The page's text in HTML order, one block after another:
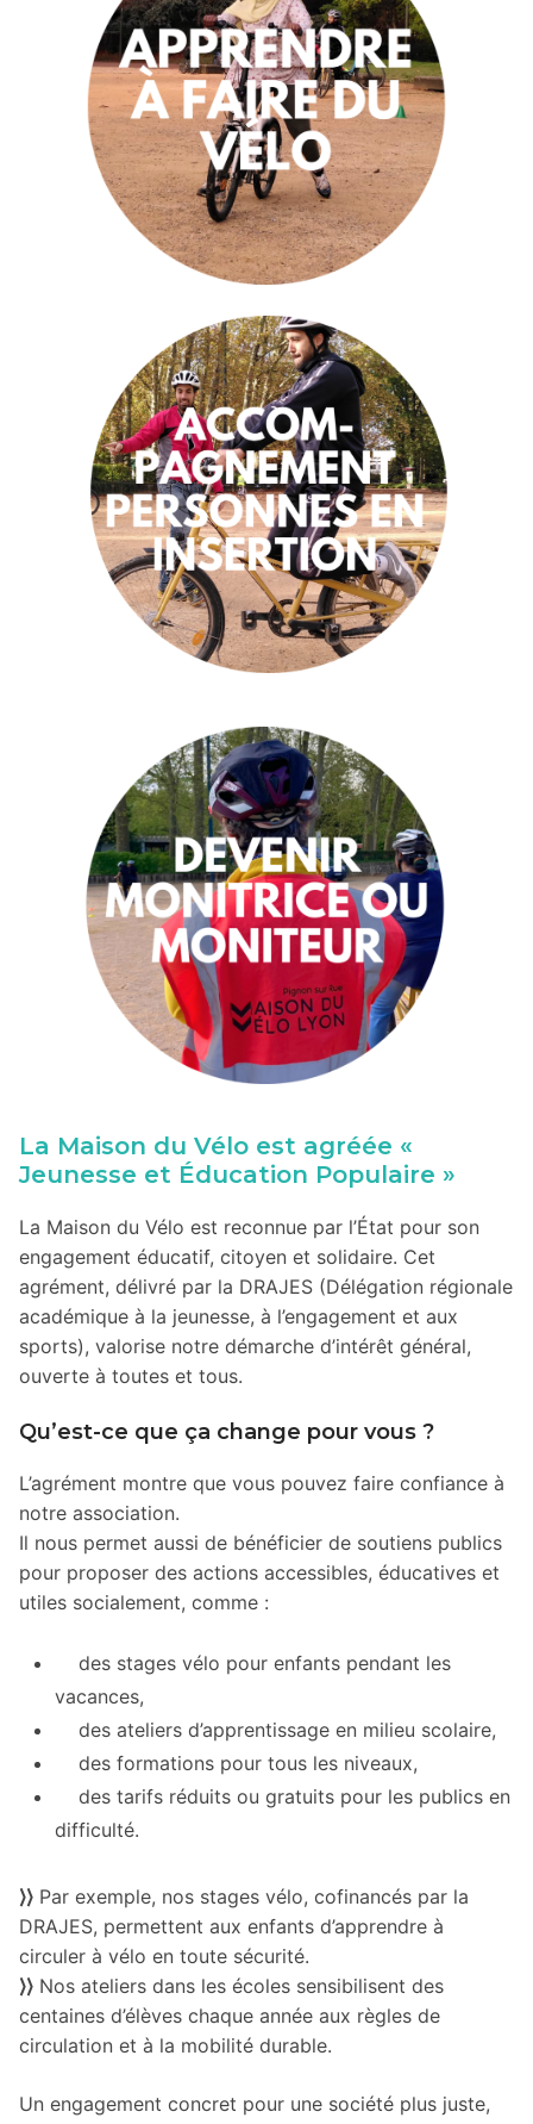
La Maison du Vélo est agréée «
Jeunesse et Éducation Populaire »
La Maison du Vélo est reconnue par l’État pour son
engagement éducatif, citoyen et solidaire. Cet
agrément, délivré par la DRAJES (Délégation régionale
académique à la jeunesse, à l’engagement et aux
sports), valorise notre démarche d’intérêt général,
ouverte à toutes et tous.
Qu’est-ce que ça change pour vous ?
L’agrément montre que vous pouvez faire confiance à
notre association.
Il nous permet aussi de bénéficier de soutiens publics
pour proposer des actions accessibles, éducatives et
utiles socialement, comme :
des stages vélo pour enfants pendant les
vacances,
des ateliers d’apprentissage en milieu scolaire,
des formations pour tous les niveaux,
des tarifs réduits ou gratuits pour les publics en
difficulté.
⟩⟩ Par exemple, nos stages vélo, cofinancés par la
DRAJES, permettent aux enfants d’apprendre à
circuler à vélo en toute sécurité.
⟩⟩ Nos ateliers dans les écoles sensibilisent des
centaines d’élèves chaque année aux règles de
circulation et à la mobilité durable.
Un engagement concret pour une société plus juste,